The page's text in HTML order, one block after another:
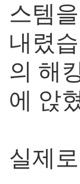
스템
내렸
의 해
에 앉
실제